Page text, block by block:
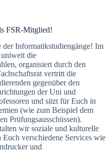
FSR-Mitglied!
der Informatikstudiengänge! Im
die
organisiert durch den
vertritt die
gegenüber den
der Uni und
und sitzt für Euch in
(wie zum Beispiel dem
Prüfungsausschüssen).
wir soziale und kulturelle
Euch verschiedene Services wie
und